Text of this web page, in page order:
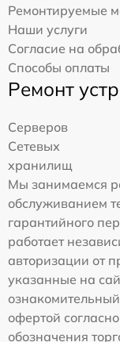
Ремонтируемые
Наши услуги
Согласие на
Способы оплаты
Ремонт
Серверов
Сетевых
хранилищ
Мы занимаемся
обслуживанием
гарантийного
работает
авторизации от
указанные на
офертой
обозначения